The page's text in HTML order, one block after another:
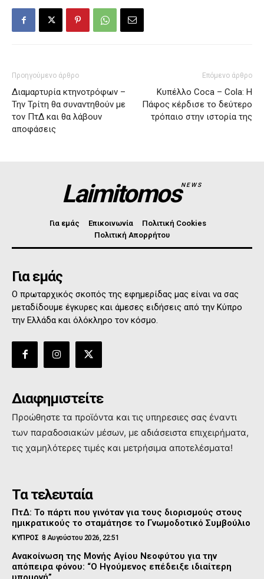
Προηγούμενο άρθρο
Διαμαρτυρία κτηνοτρόφων –
Την Τρίτη θα συναντηθούν με
τον ΠτΔ και θα λάβουν
αποφάσεις
Επόμενο άρθρο
Κυπέλλο Coca – Cola: Η
Πάφος κέρδισε το δεύτερο
τρόπαιο στην ιστορία της
LaimitomosNEWS
Για εμάς Επικοινωνία
Πολιτική Cookies
Πολιτική Απορρήτου
Για εμάς
Ο πρωταρχικός σκοπός της εφημερίδας μας είναι να σας
μεταδίδουμε έγκυρες και άμεσες ειδήσεις από την Κύπρο
την Ελλάδα και όλόκληρο τον κόσμο.
Διαφημιστείτε
Προώθηστε τα προϊόντα και τις υπηρεσιες σας έναντι
των παραδοσιακών μέσων, με αδιάσειστα επιχειρήματα,
τις χαμηλότερες τιμές και μετρήσιμα αποτελέσματα!
Τα τελευταία
ΠτΔ: Το πάρτι που γινόταν για τους διορισμούς στους
ημικρατικούς το σταμάτησε το Γνωμοδοτικό Συμβούλιο
ΚΥΠΡΟΣ 8 Αυγούστου 2026, 22:51
Ανακοίνωση της Μονής Αγίου Νεοφύτου για την
απόπειρα φόνου: “Ο Ηγούμενος επέδειξε ιδιαίτερη